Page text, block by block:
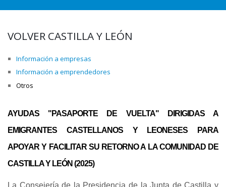
VOLVER CASTILLA Y LEÓN
Información a empresas
Información a emprendedores
Otros
AYUDAS "PASAPORTE DE VUELTA" DIRIGIDAS A
EMIGRANTES CASTELLANOS Y LEONESES PARA
APOYAR Y FACILITAR SU RETORNO A LA COMUNIDAD DE
CASTILLA Y LEÓN (2025)
La Consejería de la Presidencia de la Junta de Castilla y